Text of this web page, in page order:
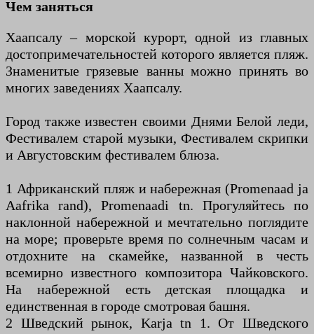
Чем заняться
Хаапсалу – морской курорт, одной из главных
достопримечательностей которого является пляж.
Знаменитые грязевые ванны можно принять во
многих заведениях Хаапсалу.
Город также известен своими Днями Белой леди,
Фестивалем старой музыки, Фестивалем скрипки
и Августовским фестивалем блюза.
1 Африканский пляж и набережная (Promenaad ja
Aafrika rand), Promenaadi tn. Прогуляйтесь по
наклонной набережной и мечтательно поглядите
на море; проверьте время по солнечным часам и
отдохните на скамейке, названной в честь
всемирно известного композитора Чайковского.
На набережной есть детская площадка и
единственная в городе смотровая башня.
2 Шведский рынок, Karja tn 1. От Шведского